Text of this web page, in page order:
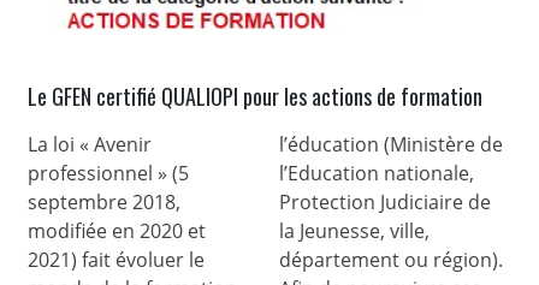
Le GFEN certifié QUALIOPI pour les actions de formation
La loi « Avenir
professionnel » (5
septembre 2018,
modifiée en 2020 et
2021) fait évoluer le
l’éducation (Ministère de
l’Education nationale,
Protection Judiciaire de
la Jeunesse, ville,
département ou région).